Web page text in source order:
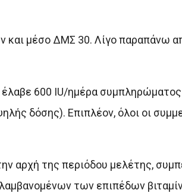
και μέσο ΔΜΣ 30. Λίγο παραπάνω
600 IU/ημέρα συμπληρώματος
δόσης). Επιπλέον, όλοι οι
αρχή της περιόδου μελέτης,
των επιπέδων